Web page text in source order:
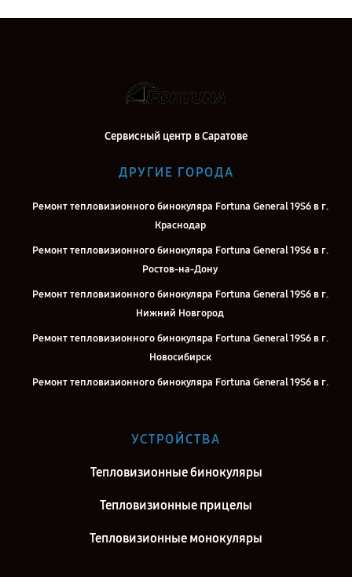
Сервисный центр в Саратове
ДРУГИЕ ГОРОДА
Ремонт тепловизионного бинокуляра Fortuna General 19S6 в г.
Краснодар
Ремонт тепловизионного бинокуляра Fortuna General 19S6 в г.
Ростов-на-Дону
Ремонт тепловизионного бинокуляра Fortuna General 19S6 в г.
Нижний Новгород
Ремонт тепловизионного бинокуляра Fortuna General 19S6 в г.
Новосибирск
Ремонт тепловизионного бинокуляра Fortuna General 19S6 в г.
Екатеринбург
Ремонт тепловизионного бинокуляра Fortuna General 19S6 в г.
Ремонт тепловизионного бинокуляра Fortuna General 19S6 в г.
Воронеж
УСТРОЙСТВА
Тепловизионные бинокуляры
Тепловизионные прицелы
Тепловизионные монокуляры